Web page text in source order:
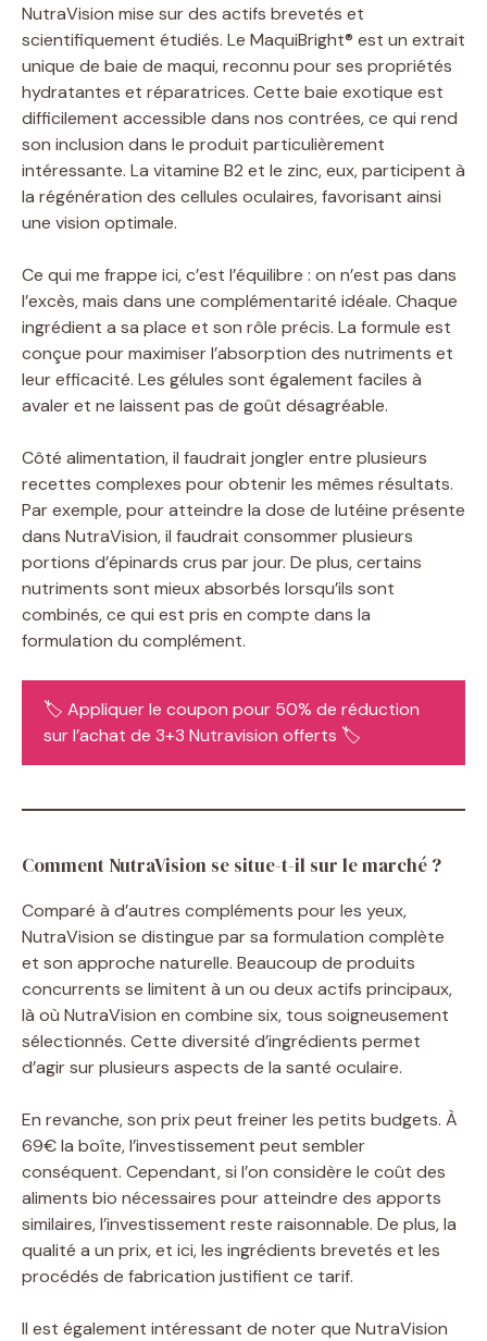
NutraVision mise sur des actifs brevetés et
scientifiquement étudiés. Le MaquiBright® est un extrait
unique de baie de maqui, reconnu pour ses propriétés
hydratantes et réparatrices. Cette baie exotique est
difficilement accessible dans nos contrées, ce qui rend
son inclusion dans le produit particulièrement
intéressante. La vitamine B2 et le zinc, eux, participent à
la régénération des cellules oculaires, favorisant ainsi
une vision optimale.
Ce qui me frappe ici, c’est l’équilibre : on n’est pas dans
l’excès, mais dans une complémentarité idéale. Chaque
ingrédient a sa place et son rôle précis. La formule est
conçue pour maximiser l’absorption des nutriments et
leur efficacité. Les gélules sont également faciles à
avaler et ne laissent pas de goût désagréable.
Côté alimentation, il faudrait jongler entre plusieurs
recettes complexes pour obtenir les mêmes résultats.
Par exemple, pour atteindre la dose de lutéine présente
dans NutraVision, il faudrait consommer plusieurs
portions d’épinards crus par jour. De plus, certains
nutriments sont mieux absorbés lorsqu’ils sont
combinés, ce qui est pris en compte dans la
formulation du complément.
🏷️ Appliquer le coupon pour 50% de réduction
sur l’achat de 3+3 Nutravision offerts 🏷️
Comment NutraVision se situe-t-il sur le marché ?
Comparé à d’autres compléments pour les yeux,
NutraVision se distingue par sa formulation complète
et son approche naturelle. Beaucoup de produits
concurrents se limitent à un ou deux actifs principaux,
là où NutraVision en combine six, tous soigneusement
sélectionnés. Cette diversité d’ingrédients permet
d’agir sur plusieurs aspects de la santé oculaire.
En revanche, son prix peut freiner les petits budgets. À
69€ la boîte, l’investissement peut sembler
conséquent. Cependant, si l’on considère le coût des
aliments bio nécessaires pour atteindre des apports
similaires, l’investissement reste raisonnable. De plus, la
qualité a un prix, et ici, les ingrédients brevetés et les
procédés de fabrication justifient ce tarif.
Il est également intéressant de noter que NutraVision